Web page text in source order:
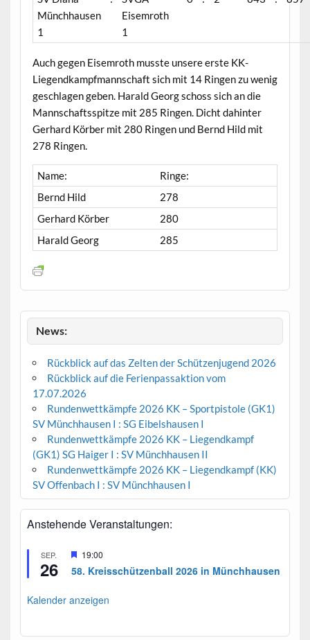
Münchhausen
1
Eisemroth
1
Auch gegen Eisemroth musste unsere erste KK-
Liegendkampfmannschaft sich mit 14 Ringen zu wenig
geschlagen geben. Harald Georg schoss sich an die
Mannschaftsspitze mit 285 Ringen. Dicht dahinter
Gerhard Körber mit 280 Ringen und Bernd Hild mit
278 Ringen.
Name:
Ringe:
Bernd Hild
278
Gerhard Körber
280
Harald Georg
285
News:
Rückblick auf das Zelten der Schützenjugend 2026
Rückblick auf die Ferienpassaktion vom
17.07.2026
Rundenwettkämpfe 2026 KK – Sportpistole (GK1)
SV Münchhausen I : SG Eibelshausen I
Rundenwettkämpfe 2026 KK – Liegendkampf
(GK1) SG Haiger I : SV Münchhausen II
Rundenwettkämpfe 2026 KK – Liegendkampf (KK)
SV Offenbach I : SV Münchhausen I
Anstehende Veranstaltungen:
SEP.
26
H
r
o
19:00
58. Kreisschützenball 2026 in Münchhausen
Kalender anzeigen